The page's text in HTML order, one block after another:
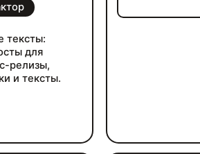
тексты:
для
релизы,
и тексты.